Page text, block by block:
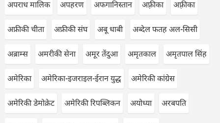
अपराध मालिक अपहरण अफगानिस्तान अफ़्रीका अफ़्रीका
अफ्रीकी चीता अफ्रीकी संघ अबू धाबी अब्देल फतह अल-सिसी
अब्राम्स अमरीकी सेना अमूर तेंदुआ अमृतकाल अमृतपाल सिंह
अमेरिका अमेरिका-इजराइल-ईरान युद्ध अमेरिकी कांग्रेस
अमेरिकी डेमोक्रेट अमेरिकी रिपब्लिकन अयोध्या अरबपति